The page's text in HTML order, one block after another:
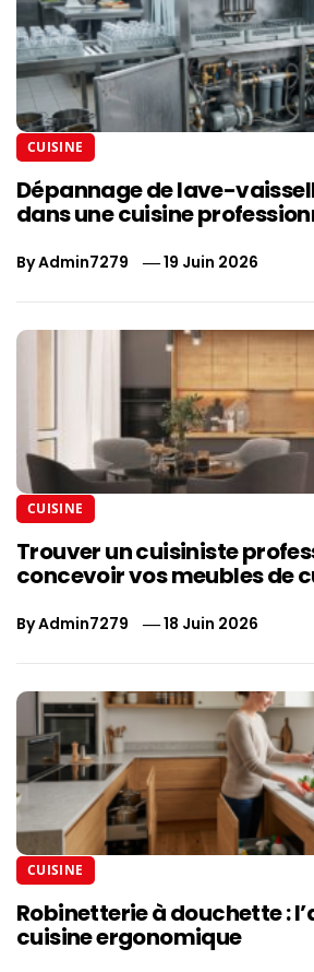
CUISINE
Dépannage de lave-
dans une cuisine
ByAdmin7279 19 Juin 2026
CUISINE
Trouver un cuisiniste
concevoir vos meubles de
ByAdmin7279 18 Juin 2026
CUISINE
Robinetterie à douchette :
cuisine ergonomique